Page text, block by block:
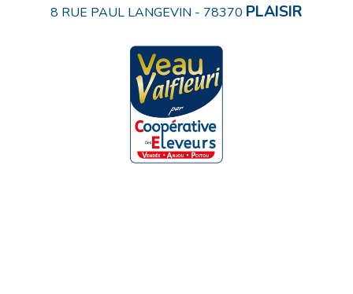
8 RUE PAUL LANGEVIN - 78370 PLAISIR